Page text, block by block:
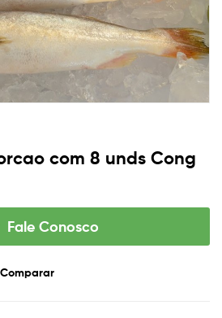
com 8 unds Cong
Fale Conosco
Comparar